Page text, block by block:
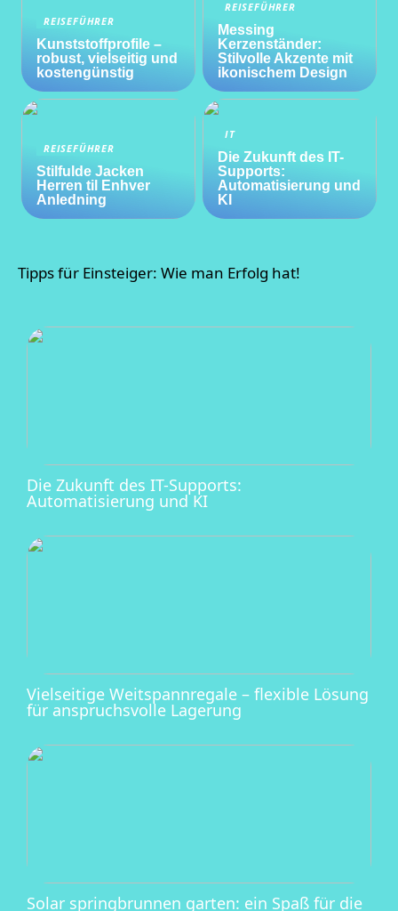
REISEFÜHRER
Kunststoffprofile –
robust, vielseitig und
kostengünstig
REISEFÜHRER
Messing
Kerzenständer:
Stilvolle Akzente mit
ikonischem Design
REISEFÜHRER
Stilfulde Jacken
Herren til Enhver
Anledning
IT
Die Zukunft des IT-
Supports:
Automatisierung und
KI
Tipps für Einsteiger: Wie man Erfolg hat!
Die Zukunft des IT-Supports:
Automatisierung und KI
Vielseitige Weitspannregale – flexible Lösung
für anspruchsvolle Lagerung
Solar springbrunnen garten: ein Spaß für die